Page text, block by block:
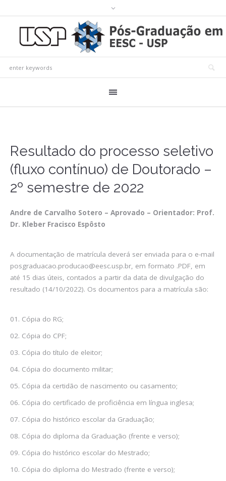
Resultado do processo seletivo
(fluxo contínuo) de Doutorado –
2º semestre de 2022
Andre de Carvalho Sotero – Aprovado – Orientador: Prof.
Dr. Kleber Fracisco Espôsto
A documentação de matrícula deverá ser enviada para o e-mail
posgraduacao.producao@eesc.usp.br, em formato .PDF, em
até 15 dias úteis, contados a partir da data de divulgação do
resultado (14/10/2022). Os documentos para a matrícula são:
Cópia do RG;
Cópia do CPF;
Cópia do título de eleitor;
Cópia do documento militar;
Cópia da certidão de nascimento ou casamento;
Cópia do certificado de proficiência em língua inglesa;
Cópia do histórico escolar da Graduação;
Cópia do diploma da Graduação (frente e verso);
Cópia do histórico escolar do Mestrado;
Cópia do diploma do Mestrado (frente e verso);